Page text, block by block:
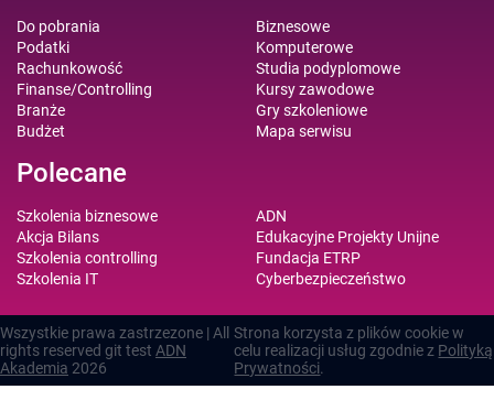
Do pobrania
Podatki
Rachunkowość
Finanse/Controlling
Branże
Budżet
Biznesowe
Komputerowe
Studia podyplomowe
Kursy zawodowe
Gry szkoleniowe
Mapa serwisu
Polecane
Szkolenia biznesowe
Akcja Bilans
Szkolenia controlling
Szkolenia IT
ADN
Edukacyjne Projekty Unijne
Fundacja ETRP
Cyberbezpieczeństwo
Wszystkie prawa zastrzezone | All
rights reserved git test ADN
Akademia 2026
Strona korzysta z plików cookie w
celu realizacji usług zgodnie z Polityką
Prywatności.